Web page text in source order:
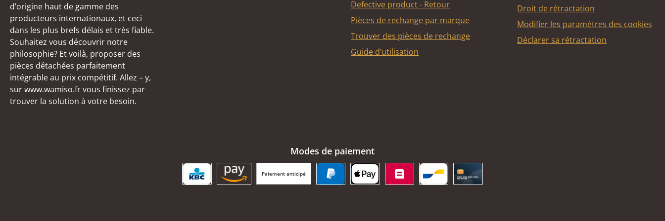
d’origine haut de gamme des
producteurs internationaux, et ceci
dans les plus brefs délais et très fiable.
Souhaitez vous découvrir notre
philosophie? Et voilà, proposer des
pièces détachées parfaitement
intégrable au prix compétitif. Allez – y,
sur www.wamiso.fr vous finissez par
trouver la solution à votre besoin.
Defective product - Retour
Pièces de rechange par marque
Trouver des pièces de rechange
Guide d’utilisation
Droit de rétractation
Modifier les paramètres des cookies
Déclarer sa rétractation
Modes de paiement
Paiement anticipé